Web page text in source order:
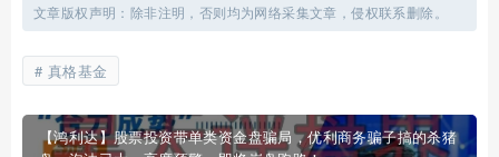
文章版权声明：除非注明，否则均为网络采集文章，侵权联系删除。
真格基金
【鸿利达】股票投资带单类资金盘骗局，优利商务骗子搞的杀猪